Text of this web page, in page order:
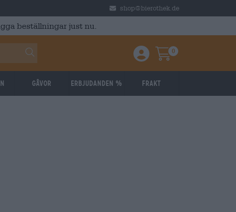
shop@bierothek.de
beställningar just nu.
Einloggen / Anmelden
Warenkorb
0
Gåvor Erbjudanden % Frakt